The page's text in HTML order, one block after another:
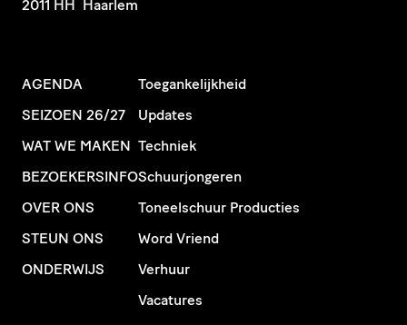
2011 HH Haarlem
AGENDA
SEIZOEN 26/27
WAT WE MAKEN
BEZOEKERSINFO
OVER ONS
STEUN ONS
ONDERWIJS
Toegankelijkheid
Updates
Techniek
Schuurjongeren
Toneelschuur Producties
Word Vriend
Verhuur
Vacatures